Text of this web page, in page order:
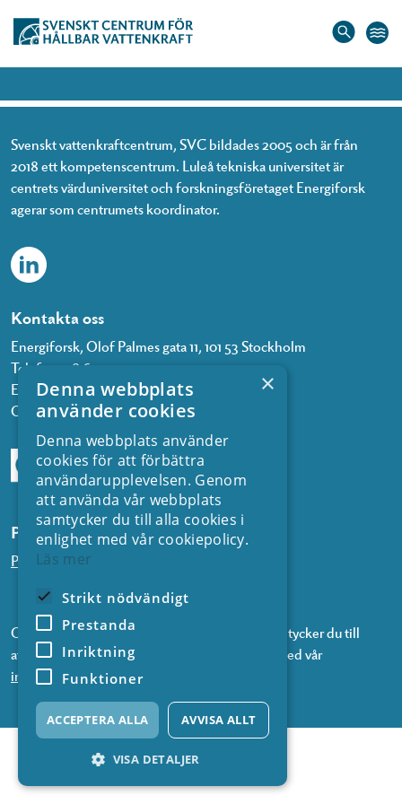
Svenskt vattenkraftcentrum, SVC bildades 2005 och är från
2018 ett kompetenscentrum. Luleå tekniska universitet är
centrets värduniversitet och forskningsföretaget Energiforsk
agerar som centrumets koordinator.
Kontakta oss
Energiforsk, Olof Palmes gata 11, 101 53 Stockholm
Telefon: 08 677 25 30
E-post:kontakt@energiforsk.se
Org.nr: 556974-2116
Prenumerera på våra nyhetsbrev
Prenumerera på nyheter från SVC
Genom att prenumerera på våra nyhetsbrev samtycker du till
att vi använder information om dig i enlighet med vår
integritetspolicy.
×
Denna webbplats
använder cookies
Denna webbplats använder
cookies för att förbättra
användarupplevelsen. Genom
att använda vår webbplats
samtycker du till alla cookies i
enlighet med vår cookiepolicy.
Läs mer
Strikt nödvändigt
Prestanda
Inriktning
Funktioner
ACCEPTERA ALLA AVVISA ALLT
VISA DETALJER